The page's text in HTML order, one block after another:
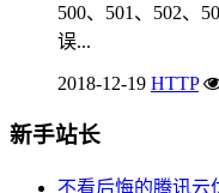
500、501、502、
误...
2018-12-19 HTTP
新手站长
不看后悔的腾讯云